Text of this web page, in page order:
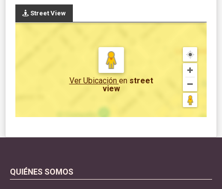
Street View
Ver Ubicación en street
view
QUIÉNES SOMOS